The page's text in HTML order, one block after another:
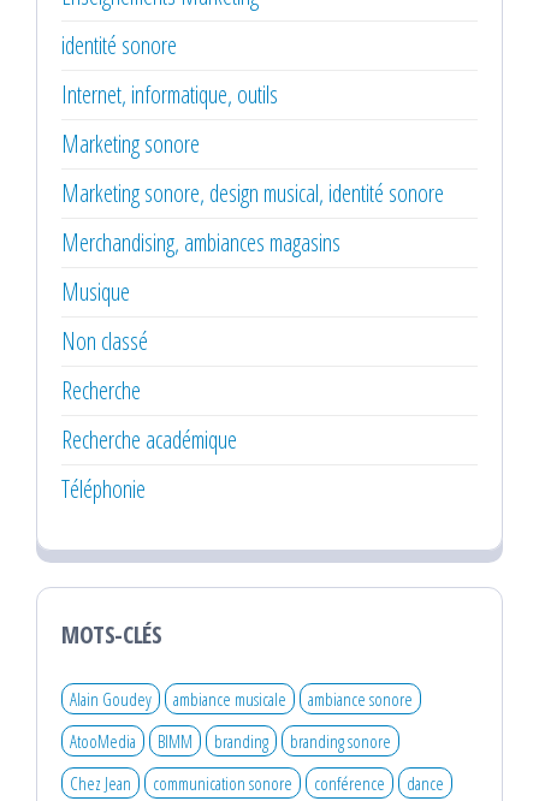
identité sonore
Internet, informatique, outils
Marketing sonore
Marketing sonore, design musical, identité sonore
Merchandising, ambiances magasins
Musique
Non classé
Recherche
Recherche académique
Téléphonie
MOTS-CLÉS
Alain Goudey ambiance musicale
ambiance sonore
AtooMedia
BIMM branding
branding sonore
Chez Jean
communication sonore conférence
dance